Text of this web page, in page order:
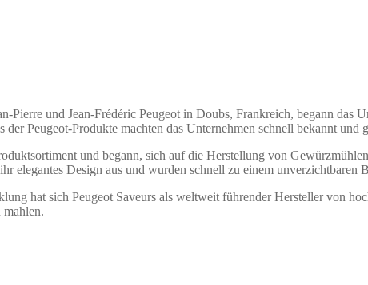
Pierre und Jean-Frédéric Peugeot in Doubs, Frankreich, begann
Peugeot-Produkte machten das Unternehmen schnell bekannt und
und begann, sich auf die Herstellung von
elegantes Design aus und wurden schnell zu einem unverzichtbaren
hat sich Peugeot Saveurs als weltweit führender Hersteller von